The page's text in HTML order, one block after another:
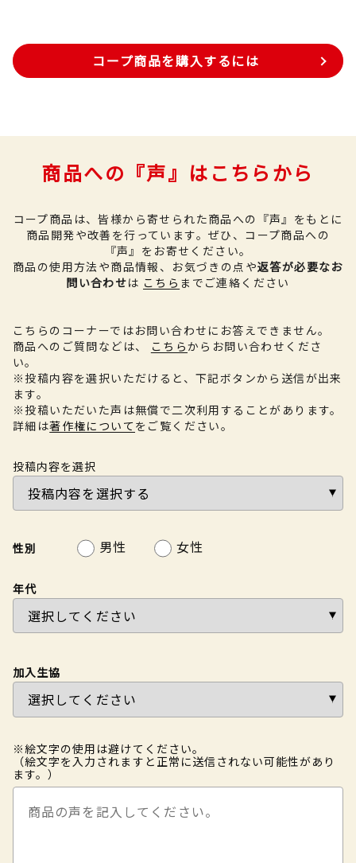
コープ商品を購入するには
商品への『声』はこちらから
コープ商品は、皆様から寄せられた商品への『声』をもとに
商品開発や改善を行っています。 ぜひ、コープ商品への
『声』をお寄せください。
商品の使用方法や商品情報、お気づきの点や返答が必要なお
問い合わせは こちら までご連絡ください
こちらのコーナーではお問い合わせにお答えできません。
商品へのご質問などは、
こちらからお問い合わせくださ
い。
※投稿内容を選択いただけると、下記ボタンから送信が出来
ます。
※投稿いただいた声は無償で二次利用することがあります。
詳細は著作権について をご覧ください。
投稿内容を選択
性別 男性 女性
年代
加入生協
※絵文字の使用は避けてください。
（絵文字を入力されますと正常に送信されない可能性があり
ます。）